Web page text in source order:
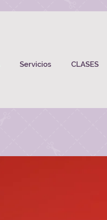
Servicios CLASES